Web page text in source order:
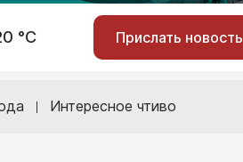
°С Прислать новость
Интересное чтиво